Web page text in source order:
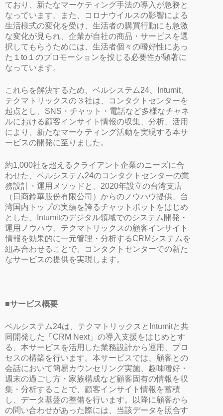
ており、新たなマーケティング手法の導入が急務と
なっています。また、コロナウイルスの影響による
生活様式の変化を受け、生活者の購買行動にも急激
な変化が見られ、企業が自社の商品・サービスを選
択してもらうためには、生活者個々の嗜好性にあっ
た１to１のプロモーションを投じる必要性が顕著に
なっています。
これらを解決するため、ベルシステム24、Intumit、
テクマトリックスの３社は、コンタクトセンターを
起点とし、SNS・チャット・電話など多様なチャネ
ルにおける顧客インサイト情報の収集、分析、活用
により、新たなマーケティング活動を実現する本サ
ービスの開発に至りました。
約1,000社を超えるクライアント企業のニーズに合
わせた、ベルシステム24のコンタクトセンターの業
務設計・運用メソッドと、2020年設立の台湾支店
（日商鈴華股份有限公司）からのノウハウ提供、台
湾国内トップの実績を誇るチャットボットをはじめ
とした、Intumitのデジタル領域でのシステム開発・
運用ノウハウ、テクマトリックスの顧客インサイト
情報を効果的に一元管理・分析するCRMシステムを
組み合わせることで、コンタクトセンターでの新た
なサービスの提供を実現します。
■サービス概要
ベルシステム24は、テクマトリックスとIntumitと共
同開発した「CRM Next」の導入支援をはじめとす
る、本サービスを活用した業務設計から運用、プロ
セスの構築を行います。本サービスでは、顧客との
会話において簡易カウンセリング実施、趣味嗜好・
週末の過ごし方・家族構成など顧客固有の情報を収
集・分析することで、顧客インサイト情報を蓄積
し、データ基盤の整備を行います。以降に顧客から
の問い合わせがあった際には、当該データを照合す